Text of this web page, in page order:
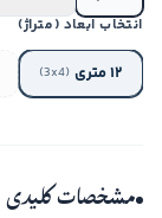
انتخاب ابعاد (متراژ)
۱۲ متری (3x4)
مشخصات کلیدی